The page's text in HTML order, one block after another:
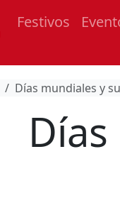
Festivos
Días mundiales y